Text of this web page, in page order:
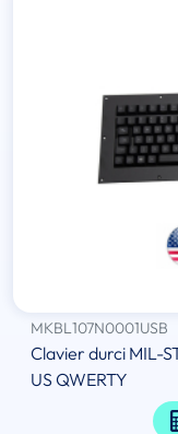
MKBL107N0001USB
Clavier durci MIL-
US QWERTY